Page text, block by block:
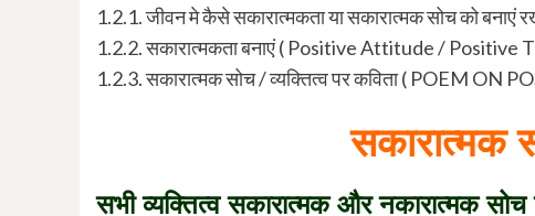
1.2.1.जीवन मे कैसे सकारात्मकता या सकारात्मक सोच को
1.2.2.सकारात्मकता बनाएं ( Positive Attitude / Positive
1.2.3.सकारात्मक सोच / व्यक्तित्व पर कविता ( POEM
सभी व्यक्तित्व सकारात्मक और नकारात्मक